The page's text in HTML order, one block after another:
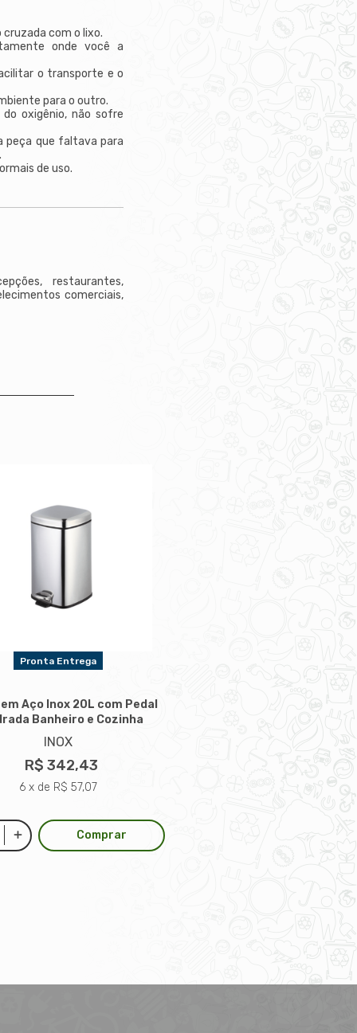
com o lixo.
onde você a
o transporte e o
para o outro.
oxigênio, não sofre
peça que faltava para
de uso.
restaurantes,
comerciais,
Pronta Entrega
Aço Inox 20L com Pedal
Banheiro e Cozinha
INOX
R$ 342,43
6 x de R$ 57,07
Comprar